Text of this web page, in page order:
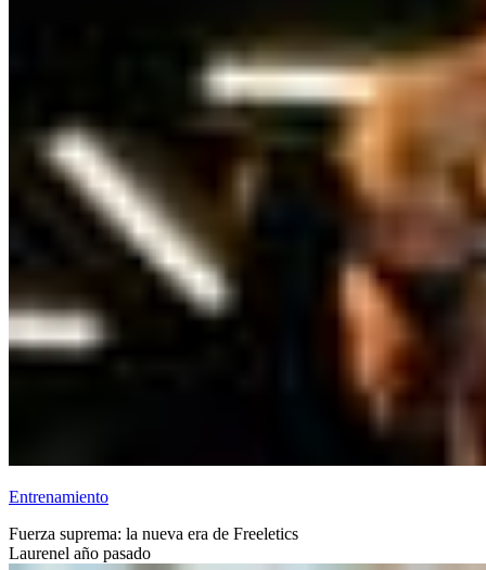
Entrenamiento
Fuerza suprema: la nueva era de Freeletics
Laurenel año pasado